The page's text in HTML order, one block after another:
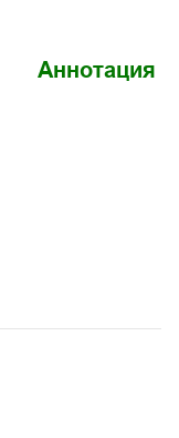
Аннотация